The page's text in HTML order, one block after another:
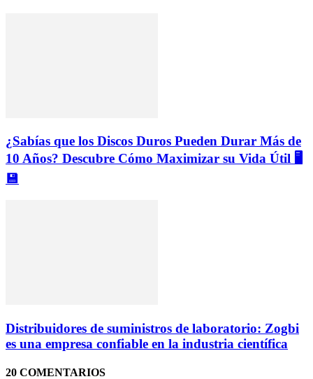
¿Sabías que los Discos Duros Pueden Durar Más de
10 Años? Descubre Cómo Maximizar su Vida Útil 🖥️
💾
Distribuidores de suministros de laboratorio: Zogbi
es una empresa confiable en la industria científica
20 COMENTARIOS